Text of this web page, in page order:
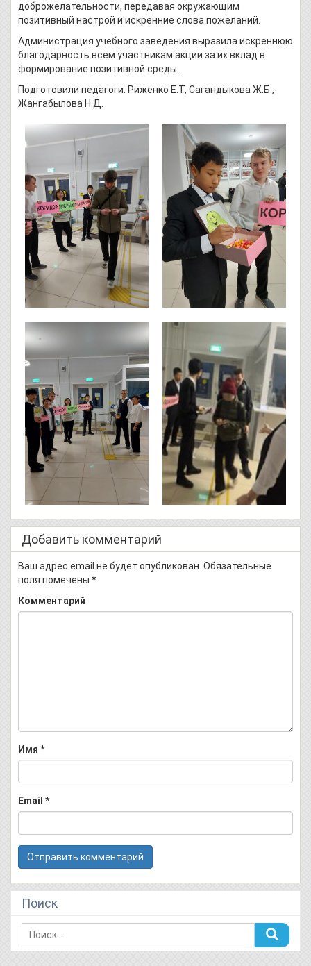
доброжелательности, передавая окружающим
позитивный настрой и искренние слова пожеланий.
Администрация учебного заведения выразила искреннюю
благодарность всем участникам акции за их вклад в
формирование позитивной среды.
Подготовили педагоги: Риженко Е.Т, Сагандыкова Ж.Б.,
Жангабылова Н.Д.
Добавить комментарий
Ваш адрес email не будет опубликован. Обязательные
поля помечены *
Комментарий
Имя *
Email *
Поиск